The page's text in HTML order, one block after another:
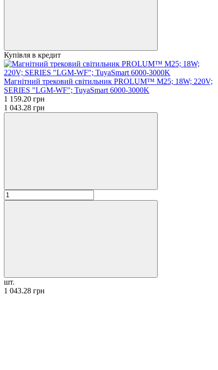
Купівля в кредит
Магнітний трековий світильник PROLUM™ M25; 18W; 220V;
SERIES "LGM-WF"; TuyaSmart 6000-3000K
1 159.20 грн
1 043.28 грн
шт.
1 043.28 грн